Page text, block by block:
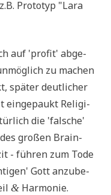
Pro­to­typ "Lara
auf 'pro­fit' abge­
zu machen
spä­ter deut­li­cher
ein­ge­paukt Reli­gi­
die 'fal­sche'
gro­ßen Brain-
- füh­ren zum Tode
Gott anzu­be­
& Harmonie.